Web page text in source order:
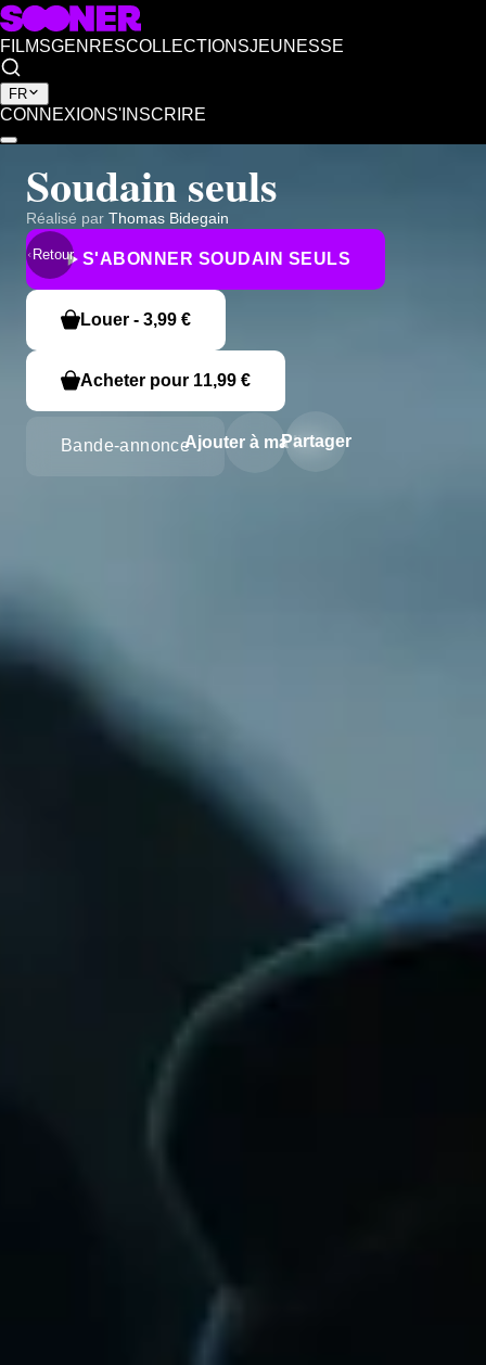
FILMSGENRESCOLLECTIONSJEUNESSE
FR
CONNEXION S'INSCRIRE
Retour
Soudain seuls
Réalisé par Thomas Bidegain
S'ABONNER SOUDAIN SEULS
Louer - 3,99 €
Acheter pour 11,99 €
Bande-annonceAjouter à ma liste
Partager